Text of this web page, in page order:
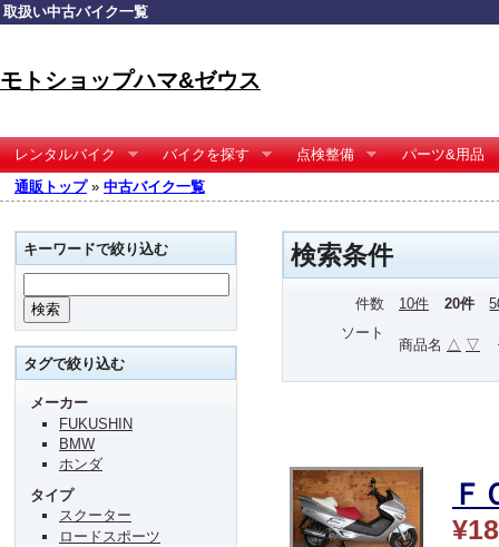
取扱い中古バイク一覧
モトショップハマ&ゼウス
レンタルバイク バイクを探す 点検整備
パーツ&用品
通販トップ» 中古バイク一覧
検索条件
件数 10件 20件
ソート
商品名 △ ▽
Ｆ
キーワードで絞り込む
タグで絞り込む
メーカー
FUKUSHIN
BMW
ホンダ
タイプ
スクーター
ロードスポーツ